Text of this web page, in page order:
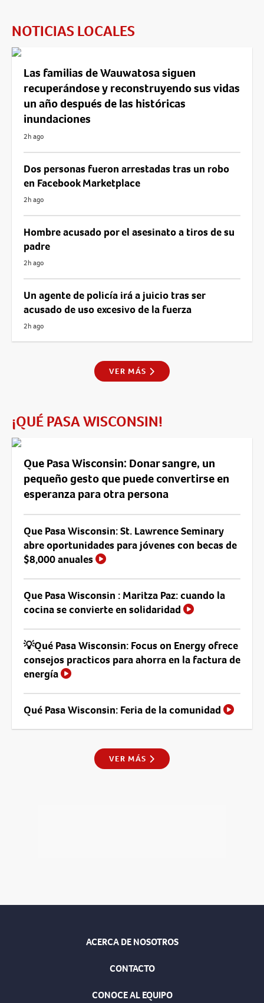
NOTICIAS LOCALES
Las familias de Wauwatosa siguen
recuperándose y reconstruyendo sus vidas
un año después de las históricas
inundaciones
2h ago
Dos personas fueron arrestadas tras un robo
en Facebook Marketplace
2h ago
Hombre acusado por el asesinato a tiros de su
padre
2h ago
Un agente de policía irá a juicio tras ser
acusado de uso excesivo de la fuerza
2h ago
VER MÁS
¡QUÉ PASA WISCONSIN!
Que Pasa Wisconsin: Donar sangre, un
pequeño gesto que puede convertirse en
esperanza para otra persona
Que Pasa Wisconsin: St. Lawrence Seminary
abre oportunidades para jóvenes con becas de
$8,000 anuales
Que Pasa Wisconsin : Maritza Paz: cuando la
cocina se convierte en solidaridad
💡Qué Pasa Wisconsin: Focus on Energy ofrece
consejos practicos para ahorra en la factura de
energía
Qué Pasa Wisconsin: Feria de la comunidad
VER MÁS
ACERCA DE NOSOTROS
CONTACTO
CONOCE AL EQUIPO